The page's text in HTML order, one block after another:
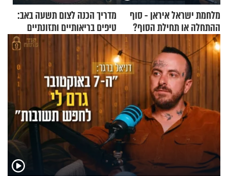
מלחמת ישראל איראן - סוף
ההתחלה או תחילת הסוף?
הרה"ג זמיר כהן במסר עוצמתי
מדריך הכנה לצום תשעה באב:
טיפים בריאותיים ותזונתיים
לשמירה על הגוף